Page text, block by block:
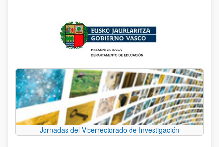
Jornadas del Vicerrectorado de Investigación